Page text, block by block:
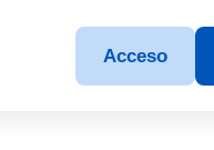
Acceso